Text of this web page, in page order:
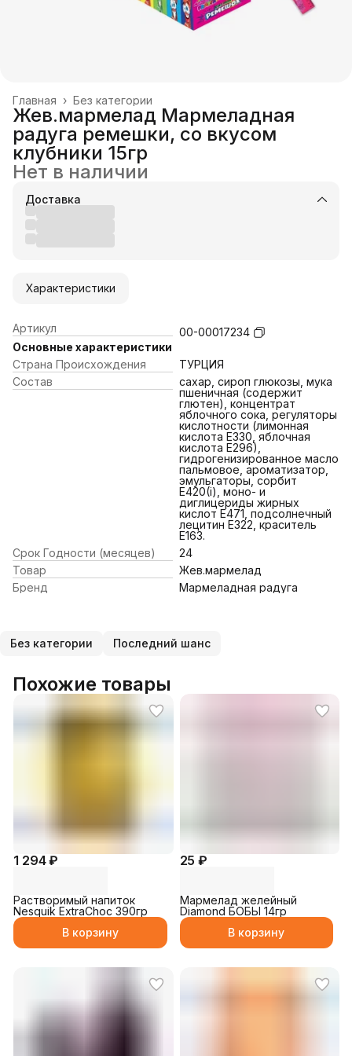
Без категории
Главная ›
Жев.мармелад Мармеладная
радуга ремешки, со вкусом
клубники 15гр
Нет в наличии
Доставка
Характеристики
Артикул
00-00017234
Основные характеристики
Страна Происхождения
ТУРЦИЯ
Состав
сахар, сироп глюкозы, мука
пшеничная (содержит
глютен), концентрат
яблочного сока, регуляторы
кислотности (лимонная
кислота Е330, яблочная
кислота Е296),
гидрогенизированное масло
пальмовое, ароматизатор,
эмульгаторы, сорбит
Е420(i), моно- и
диглицериды жирных
кислот Е471, подсолнечный
лецитин Е322, краситель
Е163.
Срок Годности (месяцев)
24
Товар
Жев.мармелад
Бренд
Мармеладная радуга
Без категории Последний шанс
Похожие товары
1 294 ₽
Растворимый напиток
Nesquik ExtraChoc 390гр
В корзину
25 ₽
Мармелад желейный
Diamond БОБЫ 14гр
В корзину